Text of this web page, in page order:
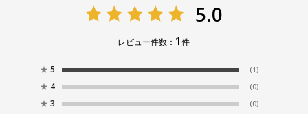
5.0
レビュー件数： 1件
★ 5 (1)
★ 4 (0)
★ 3 (0)